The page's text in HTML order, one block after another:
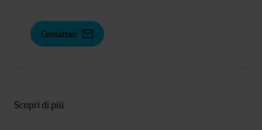
Scopri di più
Contattaci